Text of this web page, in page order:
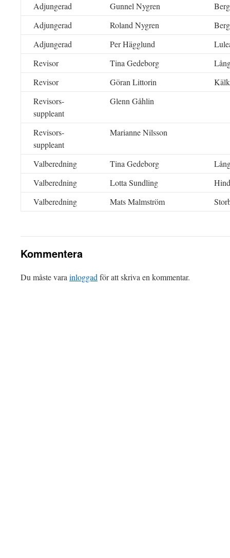
Adjungerad
Gunnel Nygren
Adjungerad
Roland Nygren
Adjungerad
Per Hägglund
Revisor
Tina Gedeborg
Revisor
Göran Littorin
Revisors-
suppleant
Glenn Gåhlin
Revisors-
suppleant
Marianne Nilsson
Valberedning Tina Gedeborg
Valberedning
Lotta Sundling
Valberedning
Mats Malmström
Kommentera
Du måste vara inloggad för att skriva en kommentar.